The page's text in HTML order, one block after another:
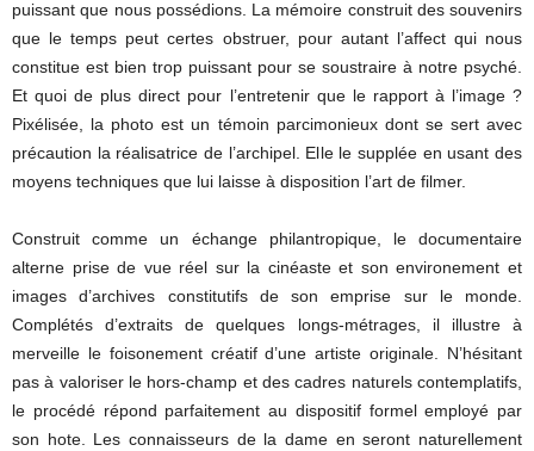
puissant que nous possédions. La mémoire construit des souvenirs
que le temps peut certes obstruer, pour autant l’affect qui nous
constitue est bien trop puissant pour se soustraire à notre psyché.
Et quoi de plus direct pour l’entretenir que le rapport à l’image ?
Pixélisée, la photo est un témoin parcimonieux dont se sert avec
précaution la réalisatrice de l’archipel. Elle le supplée en usant des
moyens techniques que lui laisse à disposition l’art de filmer.
Construit comme un échange philantropique, le documentaire
alterne prise de vue réel sur la cinéaste et son environement et
images d’archives constitutifs de son emprise sur le monde.
Complétés d’extraits de quelques longs-métrages, il illustre à
merveille le foisonement créatif d’une artiste originale. N’hésitant
pas à valoriser le hors-champ et des cadres naturels contemplatifs,
le procédé répond parfaitement au dispositif formel employé par
son hote. Les connaisseurs de la dame en seront naturellement